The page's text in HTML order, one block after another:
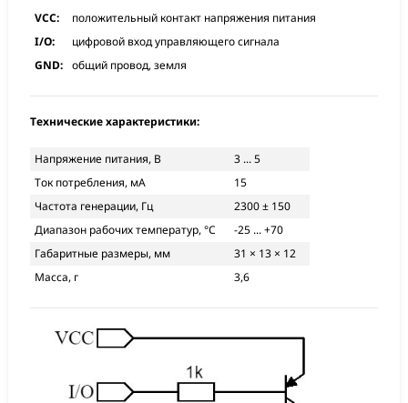
VCC:
положительный контакт напряжения питания
I/O:
цифровой вход управляющего сигнала
GND: общий провод, земля
Технические характеристики:
Напряжение питания, В
3 ... 5
Ток потребления, мА
15
Частота генерации, Гц
2300 ± 150
Диапазон рабочих температур, °С
-25 ... +70
Габаритные размеры, мм
31 × 13 × 12
Масса, г
3,6